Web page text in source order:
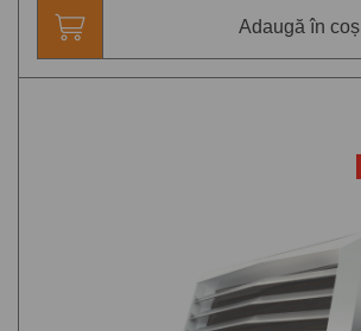
Adaugă în coș